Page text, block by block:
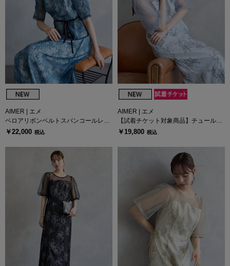
AIMER | エメ
ベロアリボンベルトスパンコールレー
スドレス
￥22,000 税込
AIMER | エメ
【試着チケット対象商品】チュールバ
ルーンスリーブメロンチュールフラワ
￥19,800 税込